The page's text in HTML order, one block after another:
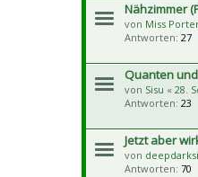
Nähzimmer
von Miss
Antworten: 27
Quanten
von Sisu « 28.
Antworten: 23
Jetzt aber
von
Antworten: 70